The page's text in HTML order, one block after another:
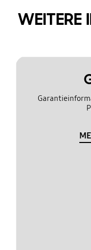
WEITERE